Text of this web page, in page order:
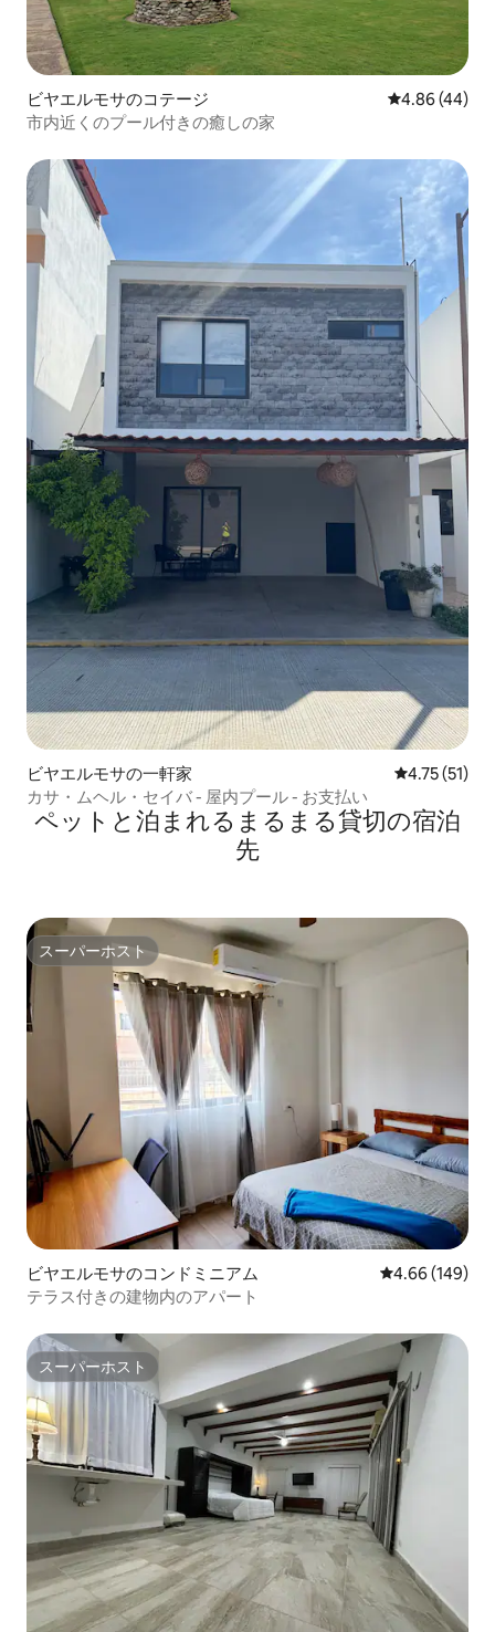
ビヤエルモサのコテージ レビュー44
4.86 (44)
市内近くのプール付きの癒しの家
ビヤエルモサの一軒家 レビュー51
4.75 (51)
カサ・ムヘル・セイバ - 屋内プール - お支払い
ペットと泊まれるまるまる貸切の宿泊
先
スーパーホスト
スーパーホスト
ビヤエルモサのコンドミニアム レビュー149
4.66 (149)
テラス付きの建物内のアパート
スーパーホスト
スーパーホスト